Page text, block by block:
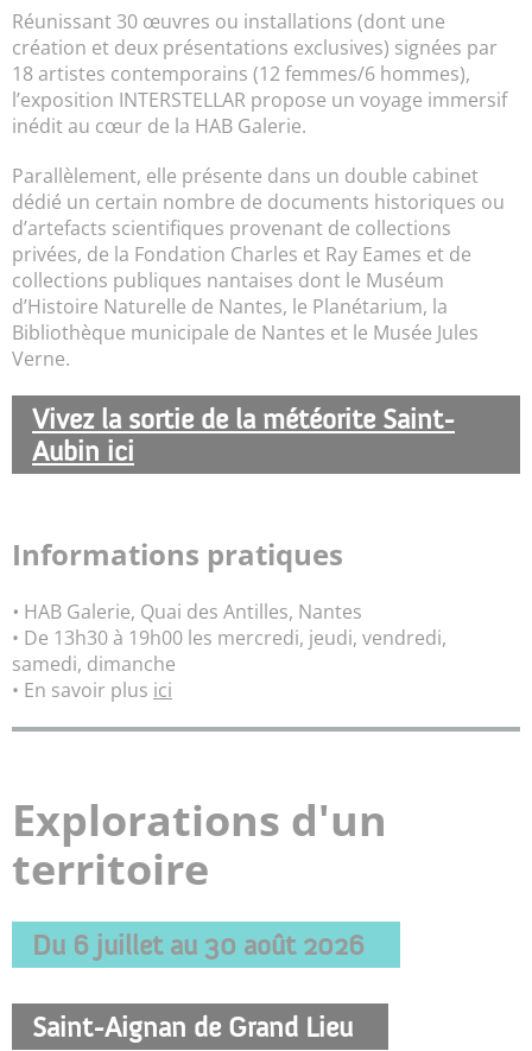
Réunissant 30 œuvres ou installations (dont une
création et deux présentations exclusives) signées par
18 artistes contemporains (12 femmes/6 hommes),
l’exposition INTERSTELLAR propose un voyage immersif
inédit au cœur de la HAB Galerie.
Parallèlement, elle présente dans un double cabinet
dédié un certain nombre de documents historiques ou
d’artefacts scientifiques provenant de collections
privées, de la Fondation Charles et Ray Eames et de
collections publiques nantaises dont le Muséum
d’Histoire Naturelle de Nantes, le Planétarium, la
Bibliothèque municipale de Nantes et le Musée Jules
Verne.
Vivez la sortie de la météorite Saint-
Aubin ici
Informations pratiques
• HAB Galerie, Quai des Antilles, Nantes
• De 13h30 à 19h00 les mercredi, jeudi, vendredi,
samedi, dimanche
• En savoir plus ici
Explorations d'un
territoire
Du 6 juillet au 30 août 2026
Saint-Aignan de Grand Lieu